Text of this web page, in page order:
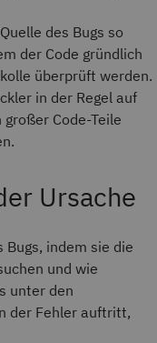
des Bugs so
der Code gründlich
überprüft werden.
in der Regel auf
großer Code-Teile
Ursache
indem sie die
und wie
unter den
der Fehler auftritt,